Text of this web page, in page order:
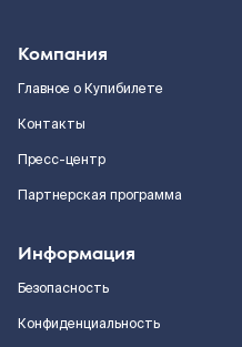
Компания
Главное о Купибилете
Контакты
Пресс-центр
Партнерская программа
Информация
Безопасность
Конфиденциальность